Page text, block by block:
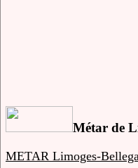
Métar de
METAR Limoges-